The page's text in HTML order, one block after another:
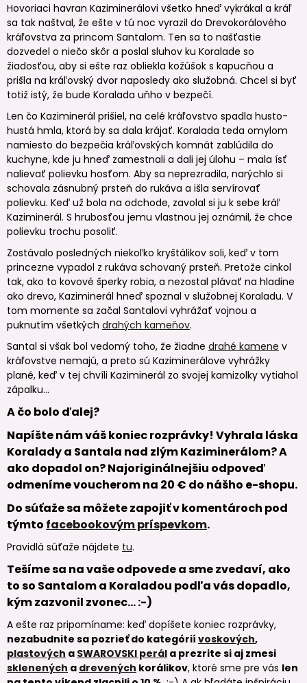
Hovoriaci havran Kaziminerálovi všetko hneď vykrákal a kráľ
sa tak naštval, že ešte v tú noc vyrazil do Drevokorálového
kráľovstva za princom Santalom. Ten sa to našťastie
dozvedel o niečo skôr a poslal sluhov ku Koralade so
žiadosťou, aby si ešte raz obliekla kožúšok s kapucňou a
prišla na kráľovský dvor naposledy ako služobná. Chcel si byť
totiž istý, že bude Koralada uňho v bezpečí.
Len čo Kaziminerál prišiel, na celé kráľovstvo spadla husto-
hustá hmla, ktorá by sa dala krájať. Koralada teda omylom
namiesto do bezpečia kráľovských komnát zablúdila do
kuchyne, kde ju hneď zamestnali a dali jej úlohu – mala ísť
nalievať polievku hosťom. Aby sa neprezradila, narýchlo si
schovala zásnubný prsteň do rukáva a išla servírovať
polievku. Keď už bola na odchode, zavolal si ju k sebe kráľ
Kaziminerál. S hrubosťou jemu vlastnou jej oznámil, že chce
polievku trochu posoliť.
Zostávalo posledných niekoľko kryštálikov soli, keď v tom
princezne vypadol z rukáva schovaný prsteň. Pretože cinkol
tak, ako to kovové šperky robia, a nezostal plávať na hladine
ako drevo, Kaziminerál hneď spoznal v služobnej Koraladu. V
tom momente sa začal Santalovi vyhrážať vojnou a
puknutím všetkých drahých kameňov.
Santal si však bol vedomý toho, že žiadne drahé kamene v
kráľovstve nemajú, a preto sú Kaziminerálove vyhrážky
plané, keď v tej chvíli Kaziminerál zo svojej kamizolky vytiahol
zápalku...
A čo bolo ďalej?
Napíšte nám váš koniec rozprávky! Vyhrala láska
Koralady a Santala nad zlým Kaziminerálom? A
ako dopadol on? Najoriginálnejšiu odpoveď
odmeníme voucherom na 20 € do nášho e-shopu.
Do súťaže sa môžete zapojiť v komentároch pod
týmto facebookovým príspevkom.
Pravidlá súťaže nájdete tu.
Tešíme sa na vaše odpovede a sme zvedaví, ako
to so Santalom a Koraladou podľa vás dopadlo,
kým zazvonil zvonec… :-)
A ešte raz pripomíname: keď dopíšete koniec rozprávky,
nezabudnite sa pozrieť do kategórií voskových,
plastových a SWAROVSKI perál a prezrite si aj zmesi
sklenených a drevených korálikov, ktoré sme pre vás len